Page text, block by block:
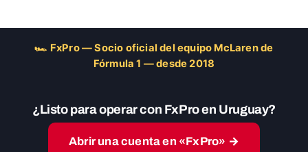
🏎 FxPro — Socio oficial del equipo McLaren de
Fórmula 1 — desde 2018
¿Listo para operar con FxPro en Uruguay?
Abrir una cuenta en «FxPro» →